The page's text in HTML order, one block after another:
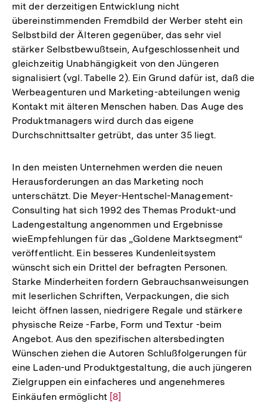
mit der derzeitigen Entwicklung nicht
übereinstimmenden Fremdbild der Werber steht ein
Selbstbild der Älteren gegenüber, das sehr viel
stärker Selbstbewußtsein, Aufgeschlossenheit und
gleichzeitig Unabhängigkeit von den Jüngeren
signalisiert (vgl. Tabelle 2). Ein Grund dafür ist, daß die
Werbeagenturen und Marketing-abteilungen wenig
Kontakt mit älteren Menschen haben. Das Auge des
Produktmanagers wird durch das eigene
Durchschnittsalter getrübt, das unter 35 liegt.
In den meisten Unternehmen werden die neuen
Herausforderungen an das Marketing noch
unterschätzt. Die Meyer-Hentschel-Management-
Consulting hat sich 1992 des Themas Produkt-und
Ladengestaltung angenommen und Ergebnisse
wieEmpfehlungen für das „Goldene Marktsegment“
veröffentlicht. Ein besseres Kundenleitsystem
wünscht sich ein Drittel der befragten Personen.
Starke Minderheiten fordern Gebrauchsanweisungen
mit leserlichen Schriften, Verpackungen, die sich
leicht öffnen lassen, niedrigere Regale und stärkere
physische Reize -Farbe, Form und Textur -beim
Angebot. Aus den spezifischen altersbedingten
Wünschen ziehen die Autoren Schlußfolgerungen für
eine Laden-und Produktgestaltung, die auch jüngeren
Zielgruppen ein einfacheres und angenehmeres
Einkäufen ermöglicht Zur
[8]